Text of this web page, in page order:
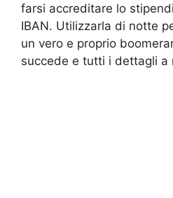
farsi accreditare lo
IBAN. Utilizzarla di notte
un vero e proprio
succede e tutti i dettagli a